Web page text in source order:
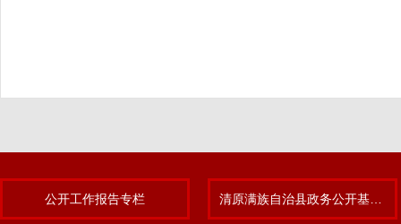
公开工作报告专栏